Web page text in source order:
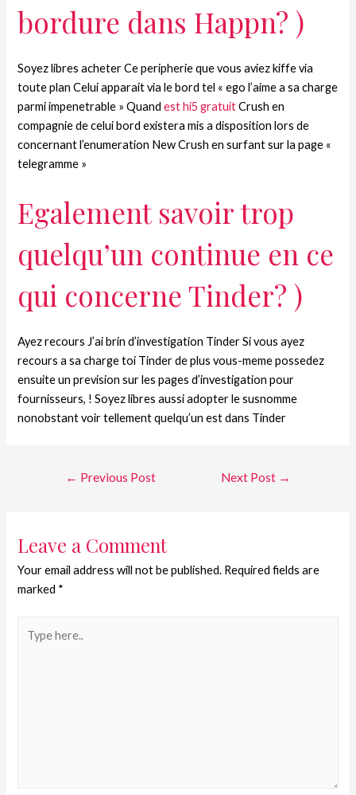
bordure dans Happn? )
Soyez libres acheter Ce peripherie que vous aviez kiffe via
toute plan Celui apparait via le bord tel « ego l’aime a sa charge
parmi impenetrable » Quandest hi5 gratuitCrush en
compagnie de celui bord existera mis a disposition lors de
concernant l’enumeration New Crush en surfant sur la page «
telegramme »
Egalement savoir trop
quelqu’un continue en ce
qui concerne Tinder? )
Ayez recours J’ai brin d’investigation Tinder Si vous ayez
recours a sa charge toi Tinder de plus vous-meme possedez
ensuite un prevision sur les pages d’investigation pour
fournisseurs, ! Soyez libres aussi adopter le susnomme
nonobstant voir tellement quelqu’un est dans Tinder
← Previous Post Next Post →
Leave a Comment
Your email address will not be published. Required fields are
marked *